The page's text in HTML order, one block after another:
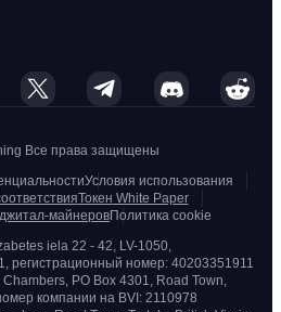
Все права защищены
Условия использования
Токен White Paper
майнеровПолитика cookie
iela 22 - 42, LV-1050,
регистрационный номер: 40203351911
PO Box 4301, Road Town,
компании на BVI: 2110978